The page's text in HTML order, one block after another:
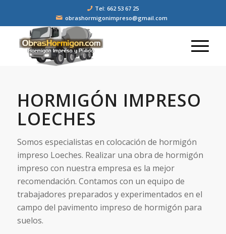
Tel: 662 53 67 25
obrashormigonimpreso@gmail.com
HORMIGÓN IMPRESO
LOECHES
Somos especialistas en colocación de hormigón
impreso Loeches. Realizar una obra de hormigón
impreso con nuestra empresa es la mejor
recomendación. Contamos con un equipo de
trabajadores preparados y experimentados en el
campo del pavimento impreso de hormigón para
suelos.